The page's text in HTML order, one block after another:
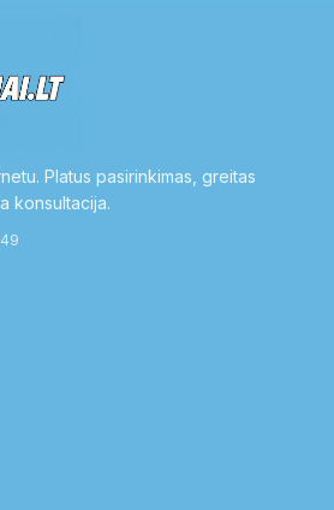
Platus pasirinkimas, greitas
konsultacija.